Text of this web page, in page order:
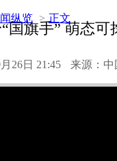
纵览 > 正文
国旗手” 萌态可
26日 21:45 来源：中